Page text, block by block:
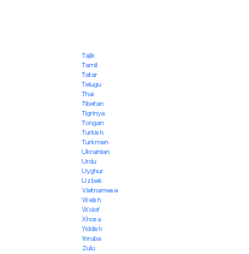
Tajik
Tamil
Tatar
Telugu
Thai
Tibetan
Tigrinya
Tongan
Turkish
Turkmen
Ukrainian
Urdu
Uyghur
Uzbek
Vietnamese
Welsh
Wolof
Xhosa
Yiddish
Yoruba
Zulu